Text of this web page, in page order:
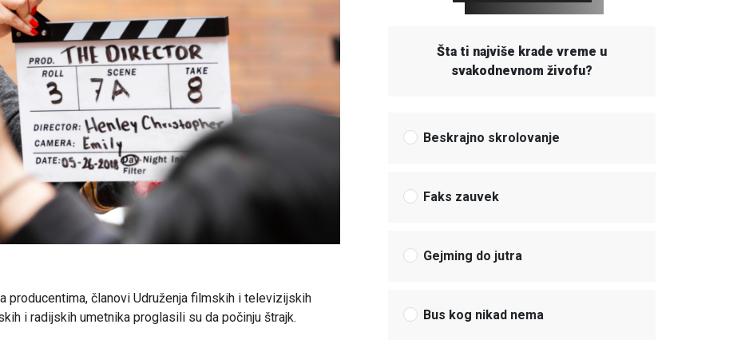
producentima, članovi Udruženja filmskih i televizijskih
i radijskih umetnika proglasili su da počinju štrajk.
Šta ti najviše krade vreme u
svakodnevnom živofu?
Beskrajno skrolovanje
Faks zauvek
Gejming do jutra
Bus kog nikad nema